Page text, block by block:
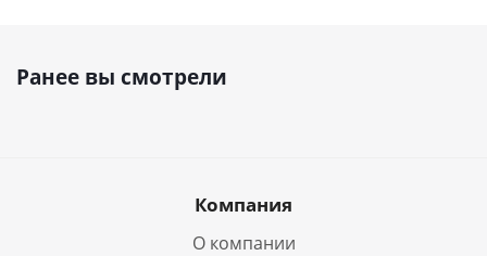
Ранее вы смотрели
Компания
О компании